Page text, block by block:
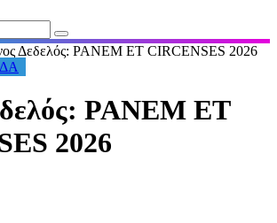
Δεδελός: PANEM ET CIRCENSES 2026
PANEM ET
2026